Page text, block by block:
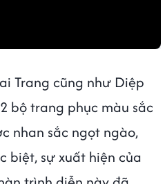
Trang cũng như Diệp
bộ trang phục màu sắc
nhan sắc ngọt ngào,
biệt, sự xuất hiện của